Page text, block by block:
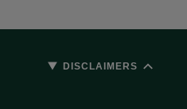
DISCLAIMERS